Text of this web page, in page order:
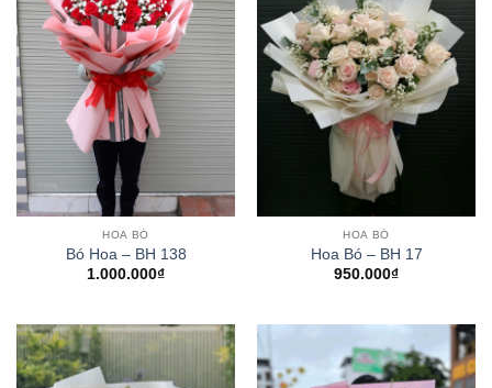
HOA BÓ
Bó Hoa – BH 138
1.000.000₫
HOA BÓ
Hoa Bó – BH 17
950.000₫